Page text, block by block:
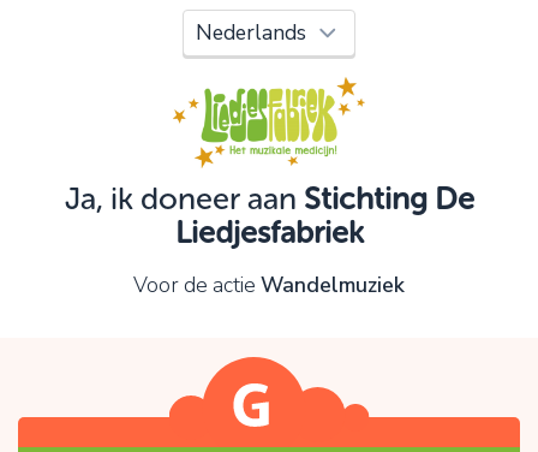
Ja, ik doneer aan Stichting De
Liedjesfabriek
Voor de actie Wandelmuziek
Oeps!
Je kunt nog niet verder vanwege:
Controleer en verbeter je invoer en probeer het
OK